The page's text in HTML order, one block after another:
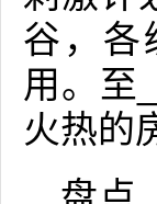
谷，各
用。至
火热的